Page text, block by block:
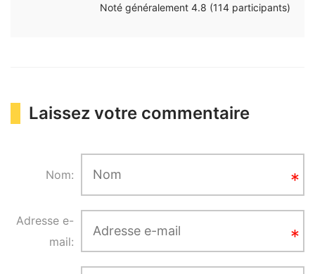
Noté généralement 4.8 (114 participants)
Laissez votre commentaire
Nom:
Adresse e-
mail: